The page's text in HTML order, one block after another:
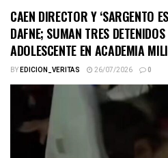
CAEN DIRECTOR Y ‘SARGENTO
DAFNE; SUMAN TRES
ADOLESCENTE EN ACADEMIA
BYEDICION_VERITAS 26/07/2026 0